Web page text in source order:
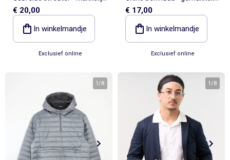
aan te trekken
€ 20,00
In winkelmandje
Exclusief online
aan te trekken collectie
€ 17,00
In winkelmandje
Exclusief online
1 /8 1 /8